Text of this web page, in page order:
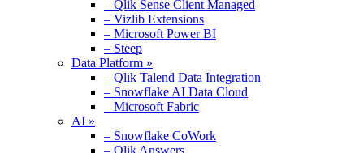
– Qlik Sense Client Managed
– Vizlib Extensions
– Microsoft Power BI
– Steep
Data Platform »
– Qlik Talend Data Integration
– Snowflake AI Data Cloud
– Microsoft Fabric
AI »
– Snowflake CoWork
– Qlik Answers